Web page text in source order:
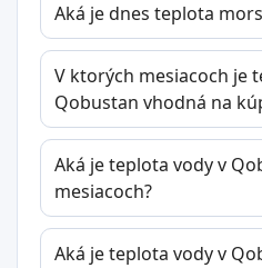
Aká je dnes teplota
V ktorých mesiacoch je
Qobustan vhodná na
Aká je teplota vody v
mesiacoch?
Aká je teplota vody v